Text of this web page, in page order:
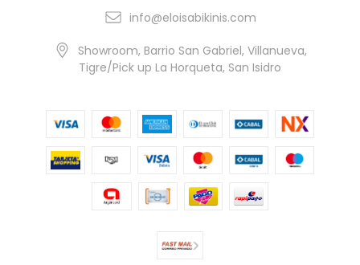
info@eloisabikinis.com
Showroom, Barrio San Gabriel, Villanueva,
Tigre/Pick up La Horqueta, San Isidro